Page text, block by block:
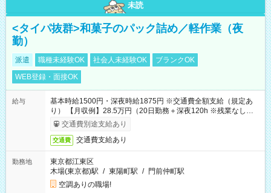
未読
<タイパ抜群>和菓子のパック詰め／軽作業（夜
勤）
派遣 職種未経験OK 社会人未経験OK
ブランクOK
WEB登録・面接OK
給与
基本時給1500円・深夜時給1875円 ※交通費全額支給（規定あ
り） 【月収例】28.5万円（20日勤務＋深夜120h ※残業なしの場
合）交通費別途支給あり
交通費 交通費支給あり
勤務地
東京都江東区
木場(東京都)駅 / 東陽町駅 / 門前仲町駅
空調ありの職場!